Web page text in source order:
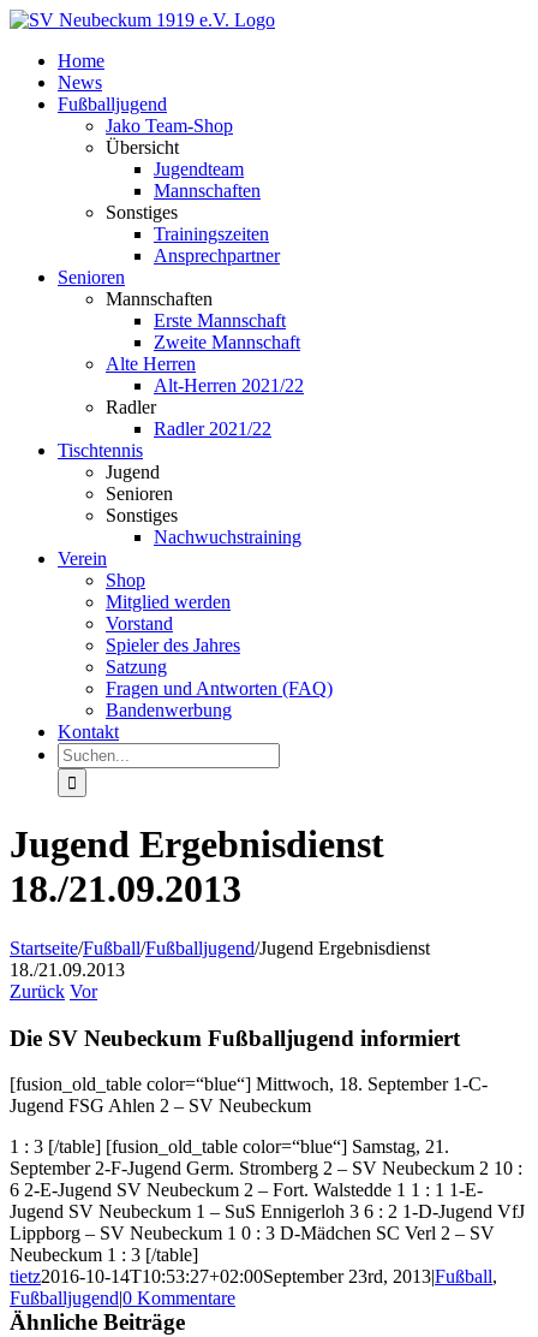
Zum
springenHome
News
Fußballjugend
Jako Team-Shop
Übersicht
Jugendteam
Mannschaften
Sonstiges
Trainingszeiten
Ansprechpartner
Senioren
Mannschaften
Erste Mannschaft
Zweite Mannschaft
Alte Herren
Alt-Herren 2021/22
Radler
Radler 2021/22
Tischtennis
Jugend
Senioren
Sonstiges
Nachwuchstraining
Verein
Shop
Mitglied werden
Vorstand
Spieler des Jahres
Satzung
Fragen und Antworten (FAQ)
Bandenwerbung
Kontakt
Suche
nach:
Jugend Ergebnisdienst
18./21.09.2013
Startseite/Fußball/Fußballjugend/Jugend Ergebnisdienst
18./21.09.2013
Zurück Vor
Die SV Neubeckum Fußballjugend informiert
[fusion_old_table color=“blue“] Mittwoch, 18. September 1-C-
Jugend FSG Ahlen 2 – SV Neubeckum
1 : 3 [/table] [fusion_old_table color=“blue“] Samstag, 21.
September 2-F-Jugend Germ. Stromberg 2 – SV Neubeckum 2 10 :
6 2-E-Jugend SV Neubeckum 2 – Fort. Walstedde 1 1 : 1 1-E-
Jugend SV Neubeckum 1 – SuS Ennigerloh 3 6 : 2 1-D-Jugend VfJ
Lippborg – SV Neubeckum 1 0 : 3 D-Mädchen SC Verl 2 – SV
Neubeckum 1 : 3 [/table]
tietz2016-10-14T10:53:27+02:00September 23rd, 2013|Fußball,
Fußballjugend|0 Kommentare
Ähnliche Beiträge